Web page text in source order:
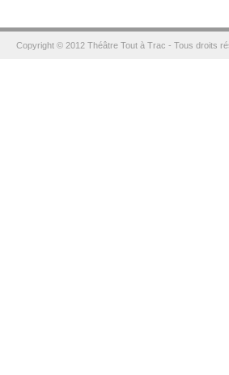
Copyright © 2012 Théâtre Tout à Trac - Tous droits